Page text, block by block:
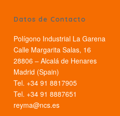
Datos de Contacto
Polígono Industrial La Garena
Calle Margarita Salas, 16
28806 – Alcalá de Henares
Madrid (Spain)
Tel. +34 91 8817905
Tel. +34 91 8887651
reyma@ncs.es